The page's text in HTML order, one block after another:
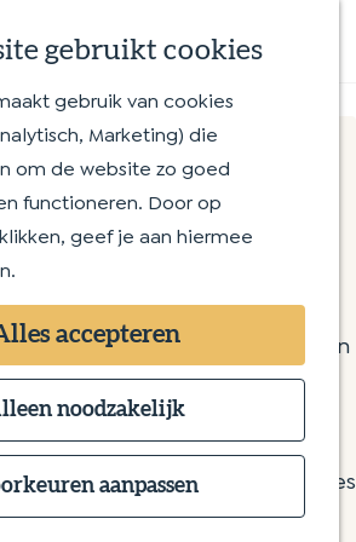
gebruikt cookies
gebruik van cookies
Marketing) die
om de website zo goed
functioneren. Door op
geef je aan hiermee
accepteren
noodzakelijk
aanpassen
Z
o
e
k
e
n
M
e
n
u
Op en aan het water
Met kinderen
Routes
Wandelroutes
Fietsroutes
Overnachten
Bijzonder overnachten
Bed & Breakfast
Hotel
Camping
Groepsaccommodaties
op d'n Dijck